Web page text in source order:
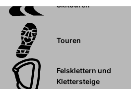
Skitouren
Touren
Felsklettern und
Klettersteige